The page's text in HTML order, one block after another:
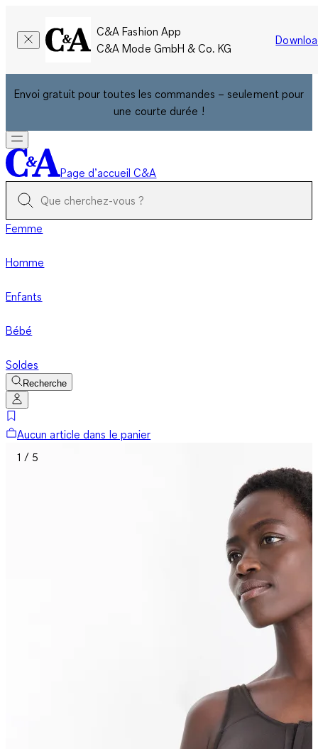
C&A Fashion App
C&A Mode GmbH & Co. KG
Envoi gratuit pour toutes les commandes – seulement pour
une courte durée !
Page d’accueil C&A
Femme
Homme
Enfants
Bébé
Soldes
Recherche
Aucun article dans le panier
1 / 5